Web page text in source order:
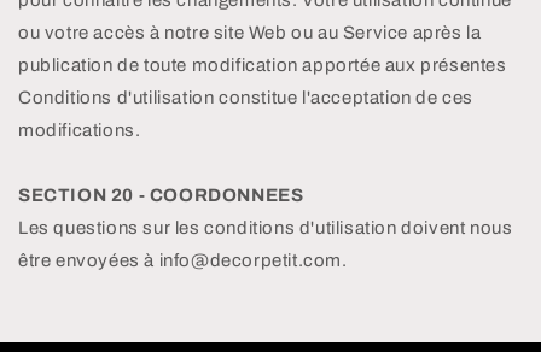
ou votre accès à notre site Web ou au Service après la
publication de toute modification apportée aux présentes
Conditions d'utilisation constitue l'acceptation de ces
modifications.
SECTION 20 - COORDONNEES
Les questions sur les conditions d'utilisation doivent nous
être envoyées à info@decorpetit.com.